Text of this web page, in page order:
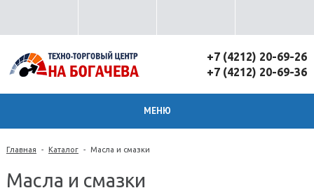
+7 (4212) 20-69-26
+7 (4212) 20-69-36
МЕНЮ
Главная - Каталог - Масла и смазки
Масла и смазки